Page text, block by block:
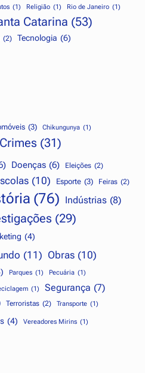
(1) Religião (1) Rio de Janeiro (1)
Catarina (53)
(2) Tecnologia (6)
(3) Chikungunya (1)
Crimes (31)
Doenças (6) Eleições (2)
(10) Esporte (3) Feiras (2)
(76) Indústrias (8)
(29)
(4)
(11) Obras (10)
Parques (1) Pecuária (1)
(1) Segurança (7)
Terroristas (2) Transporte (1)
(4) Vereadores Mirins (1)